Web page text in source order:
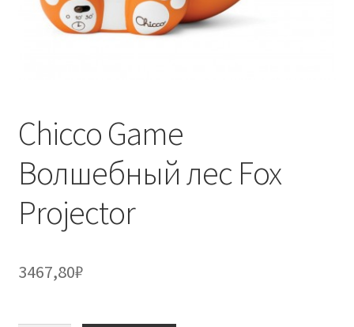
Chicco Game
Волшебный лес Fox
Projector
3467,80₽